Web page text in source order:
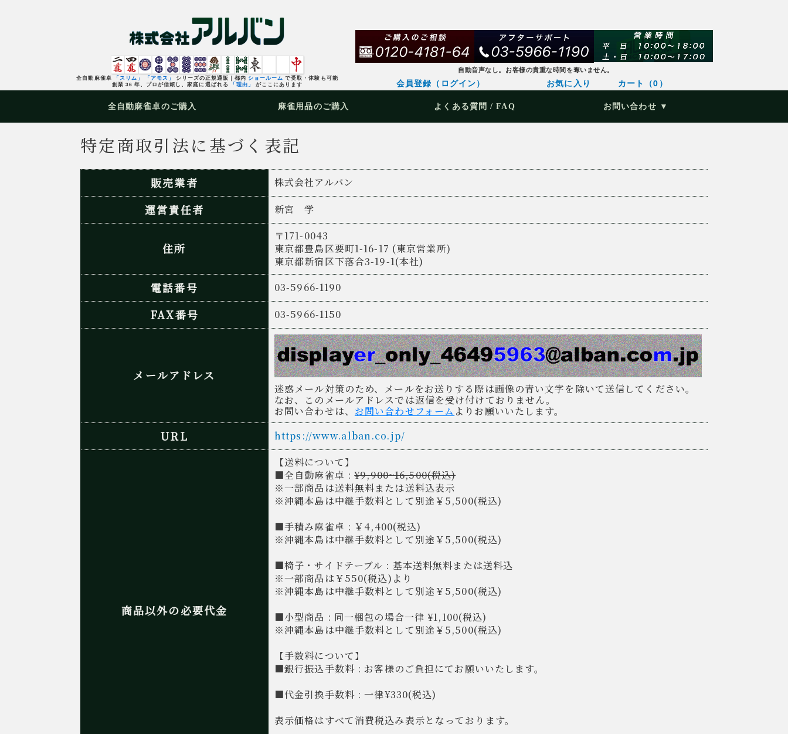
全自動麻雀卓 「スリム」 「アモス」 シリーズの正規通販｜都内 ショールーム で受取・体験も可能
創業 36 年、プロが信頼し、家庭に選ばれる 「理由」 がここにあります
自動音声なし。お客様の貴重な時間を奪いません。
会員登録（ログイン） お気に入り カート（0）
全自動麻雀卓のご購入 麻雀用品のご購入 よくある質問 / FAQ お問い合わせ ▼
特定商取引法に基づく表記
販売業者 株式会社アルバン
運営責任者 新宮 学
住所
〒171-0043
東京都豊島区要町1-16-17 (東京営業所)
東京都新宿区下落合3-19-1(本社)
電話番号 03-5966-1190
FAX番号 03-5966-1150
メールアドレス
迷惑メール対策のため、メールをお送りする際は画像の青い文字を除いて送信してください。
なお、このメールアドレスでは返信を受け付けておりません。
お問い合わせは、 お問い合わせフォーム よりお願いいたします。
URL https://www.alban.co.jp/
商品以外の必要代金
【送料について】
■全自動麻雀卓 :¥9,900~16,500(税込)
※一部商品は送料無料または送料込表示
※沖縄本島は中継手数料として別途￥5,500(税込)
■手積み麻雀卓 : ￥4,400(税込)
※沖縄本島は中継手数料として別途￥5,500(税込)
■椅子・サイドテーブル : 基本送料無料または送料込
※一部商品は￥550(税込)より
※沖縄本島は中継手数料として別途￥5,500(税込)
■小型商品 : 同一梱包の場合一律 ¥1,100(税込)
※沖縄本島は中継手数料として別途￥5,500(税込)
【手数料について】
■銀行振込手数料 : お客様のご負担にてお願いいたします。
■代金引換手数料 : 一律¥330(税込)
表示価格はすべて消費税込み表示となっております。